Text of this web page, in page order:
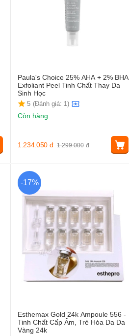
Paula's Choice 25% AHA + 2% BHA
Exfoliant Peel Tinh Chất Thay Da
Sinh Học
5 (Đánh giá: 1)
Còn hàng
1.299.000 đ
1.234.050 đ
-17%
Esthemax Gold 24k Ampoule 556 -
Tinh Chất Cấp Ẩm, Trẻ Hóa Da Da
Vàng 24k